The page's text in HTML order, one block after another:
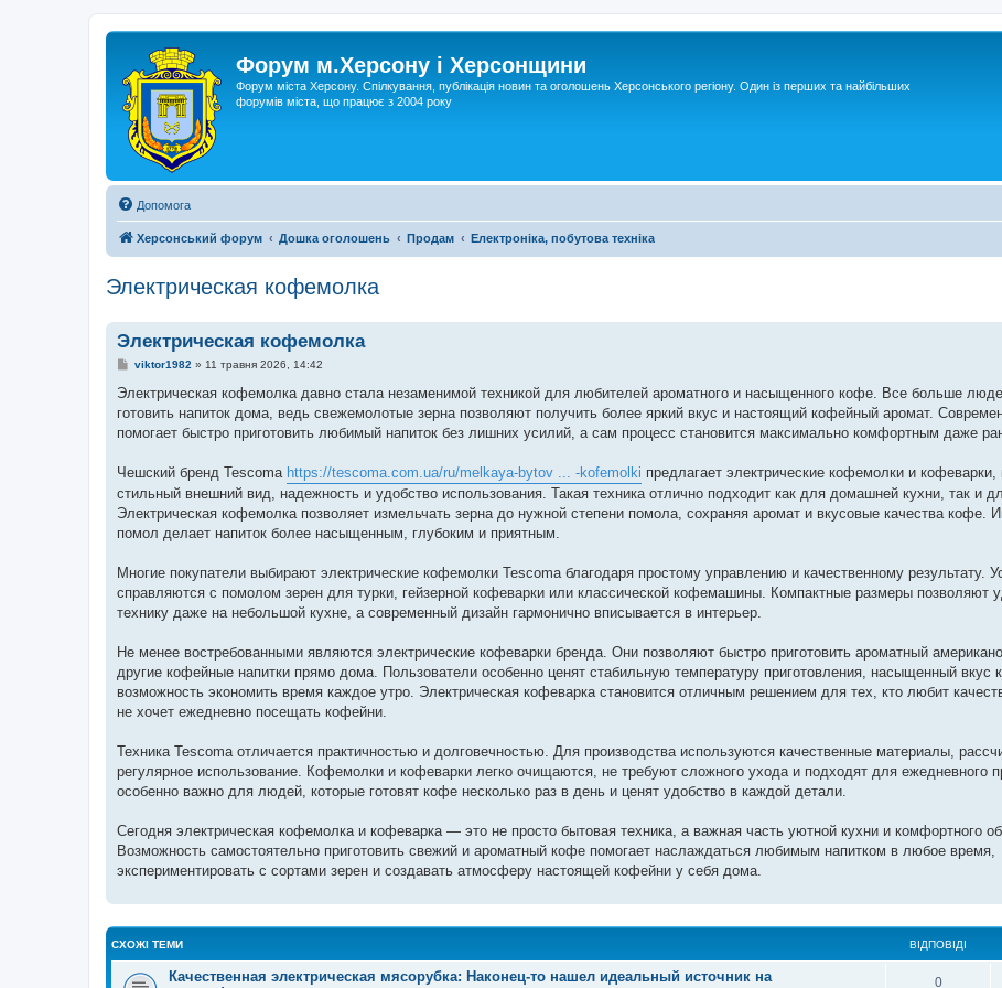
Форум м.Херсону і Херсонщини
Форум міста Херсону. Спілкування, публікація новин та оголошень Херсонського регіону. Один із перших та найбільших
форумів міста, що працює з 2004 року
Допомога
Херсонський форум Дошка оголошень Продам Електроніка, побутова техніка
Электрическая кофемолка
Электрическая кофемолка
П
в
д
о
е
н
я
viktor1982 » 11 травня 2026, 14:42
Электрическая кофемолка давно стала незаменимой техникой для любителей ароматного и насыщенного кофе. Все больше
готовить напиток дома, ведь свежемолотые зерна позволяют получить более яркий вкус и настоящий кофейный аромат.
помогает быстро приготовить любимый напиток без лишних усилий, а сам процесс становится максимально комфортным даже
Чешский бренд Tescoma https://tescoma.com.ua/ru/melkaya-bytov ... -kofemolki предлагает электрические кофемолки и кофеварки,
стильный внешний вид, надежность и удобство использования. Такая техника отлично подходит как для домашней кухни, так и
Электрическая кофемолка позволяет измельчать зерна до нужной степени помола, сохраняя аромат и вкусовые качества кофе.
помол делает напиток более насыщенным, глубоким и приятным.
Многие покупатели выбирают электрические кофемолки Tescoma благодаря простому управлению и качественному результату.
справляются с помолом зерен для турки, гейзерной кофеварки или классической кофемашины. Компактные размеры позволяют
технику даже на небольшой кухне, а современный дизайн гармонично вписывается в интерьер.
Не менее востребованными являются электрические кофеварки бренда. Они позволяют быстро приготовить ароматный
другие кофейные напитки прямо дома. Пользователи особенно ценят стабильную температуру приготовления, насыщенный вкус
возможность экономить время каждое утро. Электрическая кофеварка становится отличным решением для тех, кто любит
не хочет ежедневно посещать кофейни.
Техника Tescoma отличается практичностью и долговечностью. Для производства используются качественные материалы,
регулярное использование. Кофемолки и кофеварки легко очищаются, не требуют сложного ухода и подходят для ежедневного
особенно важно для людей, которые готовят кофе несколько раз в день и ценят удобство в каждой детали.
Сегодня электрическая кофемолка и кофеварка — это не просто бытовая техника, а важная часть уютной кухни и комфортного
Возможность самостоятельно приготовить свежий и ароматный кофе помогает наслаждаться любимым напитком в любое время,
экспериментировать с сортами зерен и создавать атмосферу настоящей кофейни у себя дома.
СХОЖІ ТЕМИ ВІДПОВІДІ
Качественная электрическая мясорубка: Наконец-то нашел идеальный источник на
0